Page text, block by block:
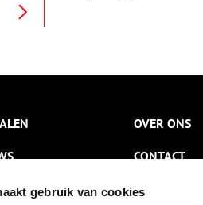
gebruik van cookies
OVER ONS
CONTACT
NIEUWSBRIEF